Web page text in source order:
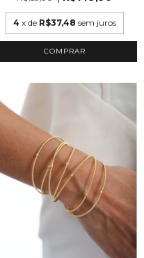
4 x de R$37,48 sem juros
COMPRAR